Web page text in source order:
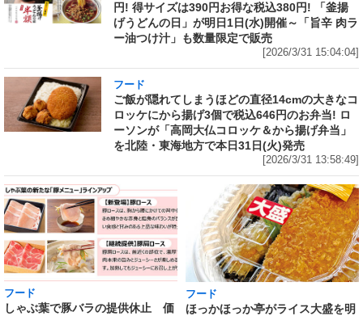
円! 得サイズは390円お得な税込380円! 「釜揚
げうどんの日」が明日1日(水)開催～「旨辛 肉ラ
ー油つけ汁」も数量限定で販売
[2026/3/31 15:04:04]
フード
ご飯が隠れてしまうほどの直径14cmの大きなコ
ロッケにから揚げ3個で税込646円のお弁当! ロ
ーソンが「高岡大仏コロッケ＆から揚げ弁当」
を北陸・東海地方で本日31日(火)発売
[2026/3/31 13:58:49]
フード
しゃぶ葉で豚バラの提供休止 価
フード
ほっかほっか亭がライス大盛を明